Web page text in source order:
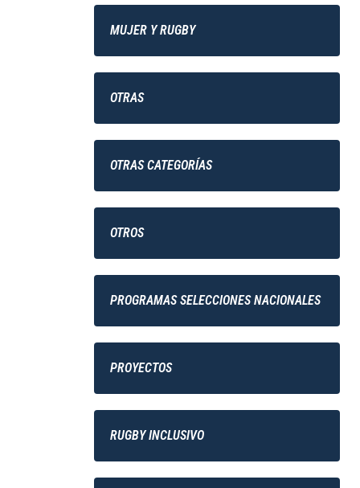
MUJER Y RUGBY
OTRAS
OTRAS CATEGORÍAS
OTROS
PROGRAMAS SELECCIONES NACIONALES
PROYECTOS
RUGBY INCLUSIVO